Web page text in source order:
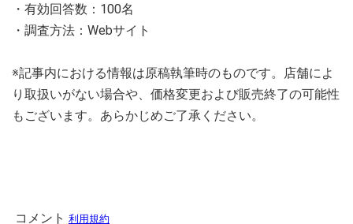
・有効回答数：100名
・調査方法：Webサイト
※記事内における情報は原稿執筆時のものです。店舗によ
り取扱いがない場合や、価格変更および販売終了の可能性
もございます。あらかじめご了承ください。